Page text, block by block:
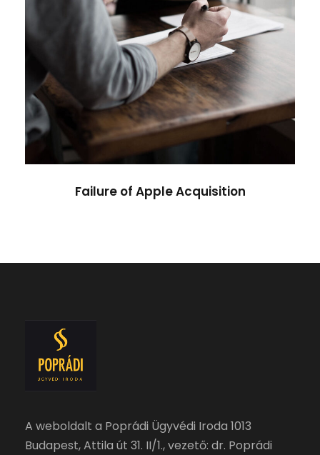
Failure of Apple Acquisition
A weboldalt a Poprádi Ügyvédi Iroda 1013
Budapest, Attila út 31. II/1., vezető: dr. Poprádi